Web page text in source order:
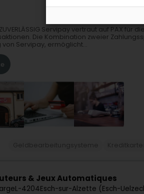
Servipay vertraut auf PAX
Die Kombination zweier
Servipay, ermöglicht...
& Jeux Automatiques
L-4204Esch-sur-Alzette (Esch-